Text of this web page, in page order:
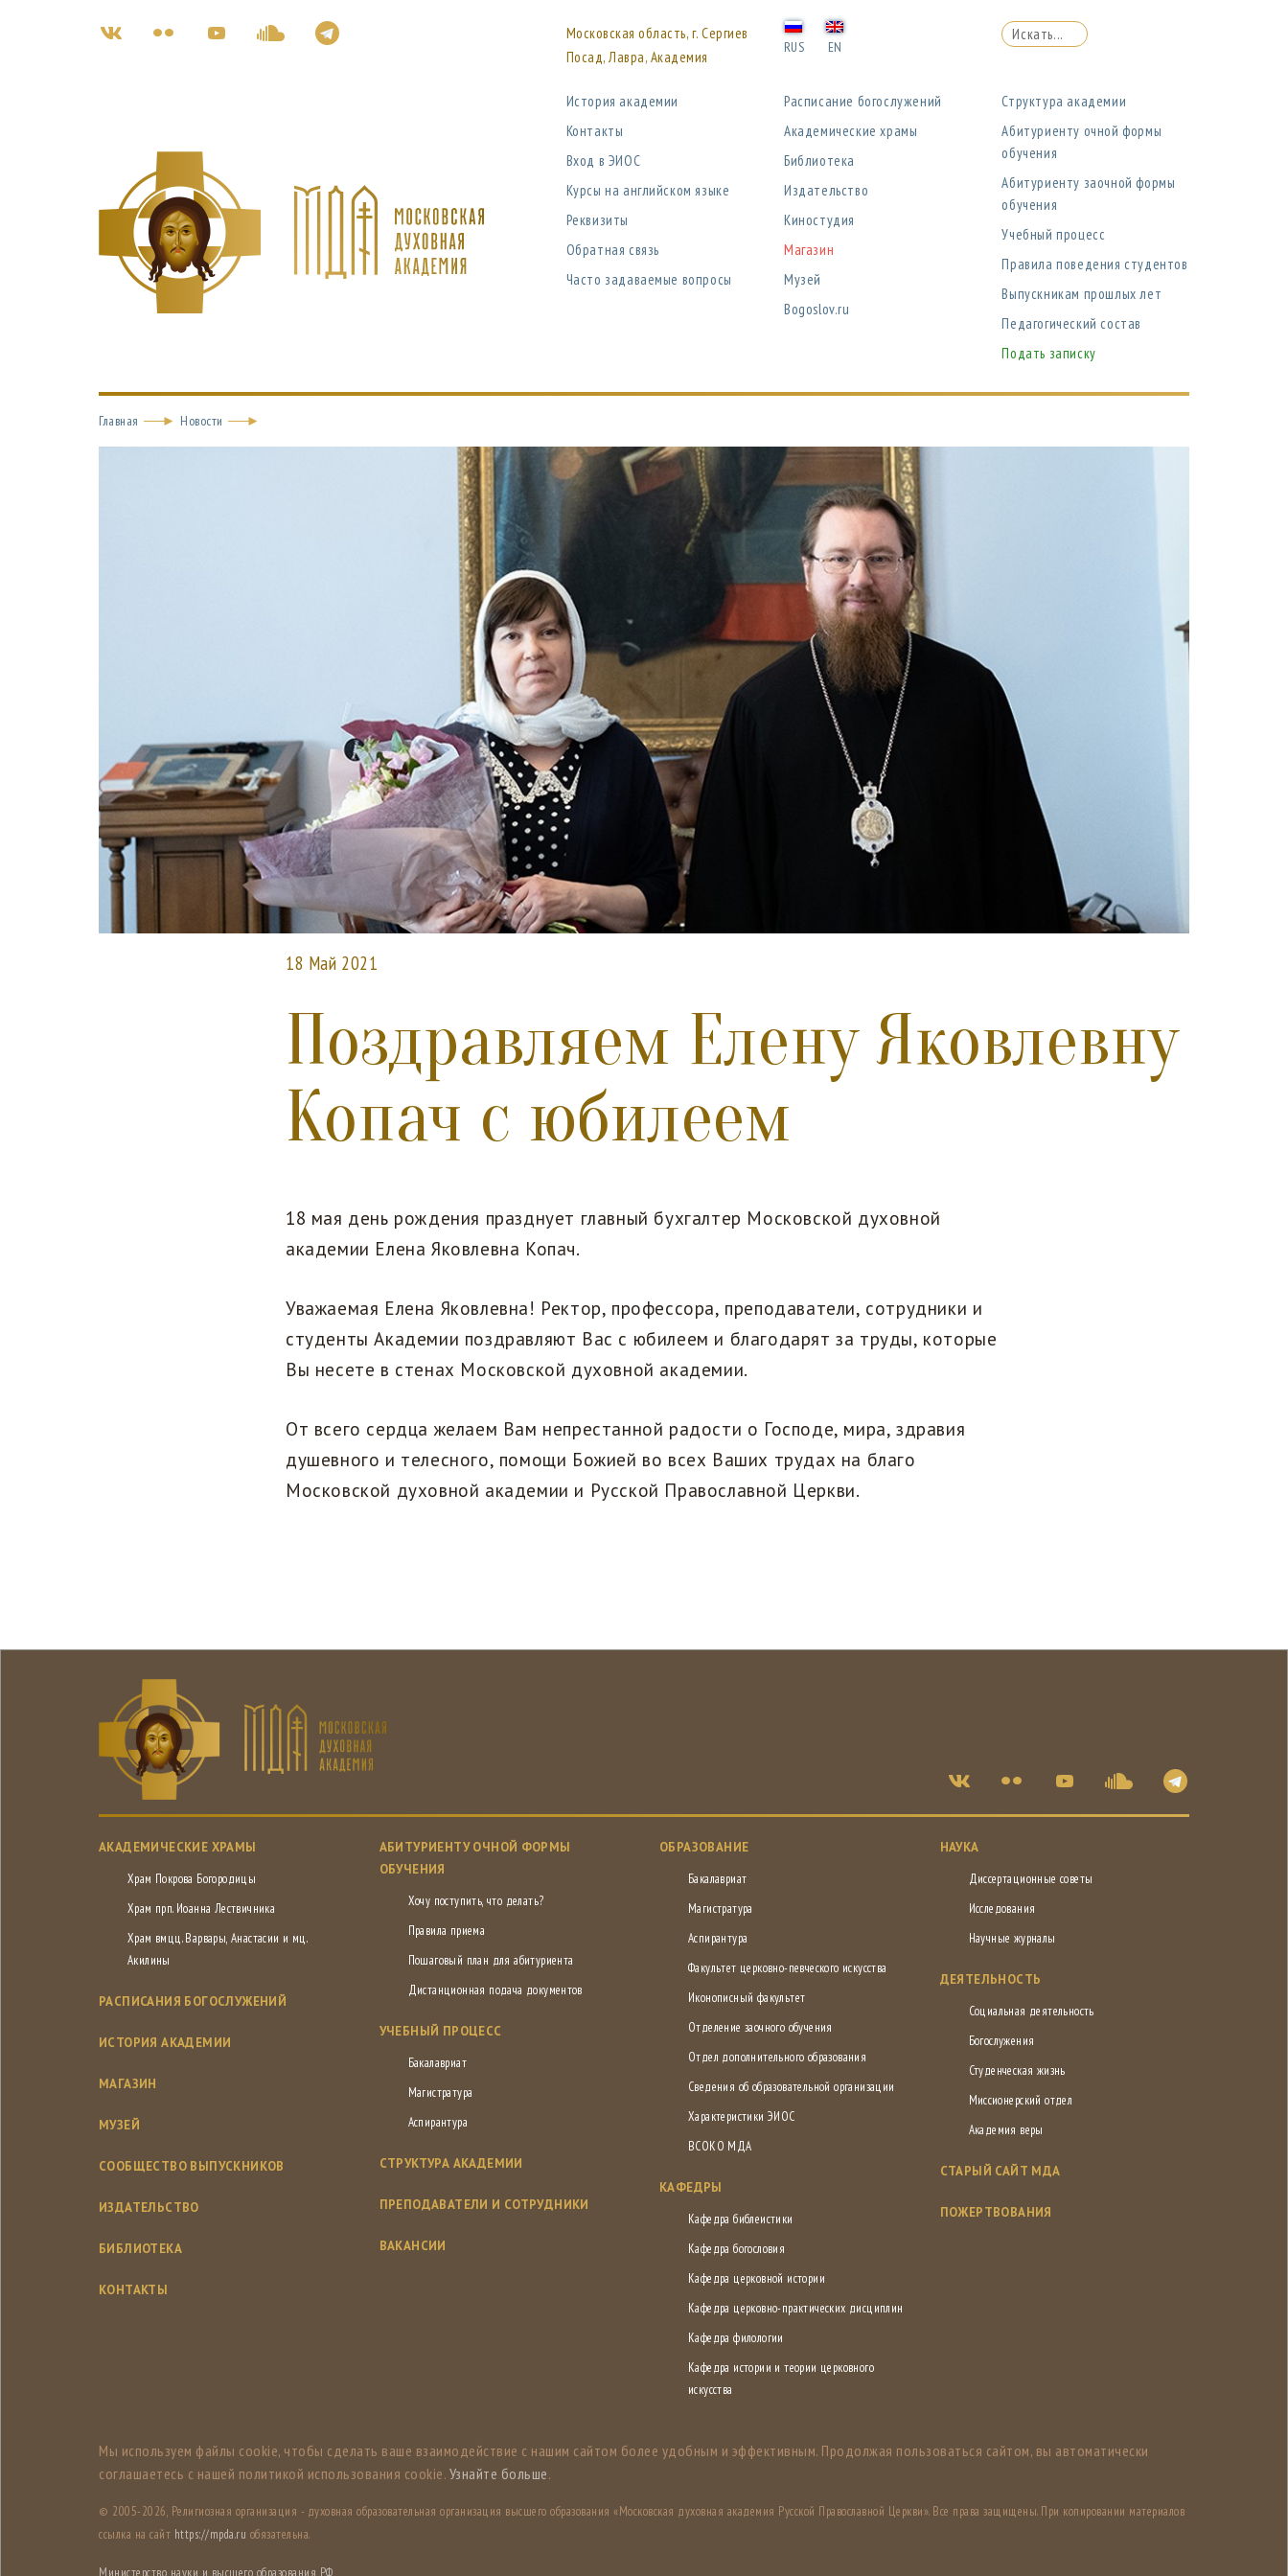
Московская область, г. Сергиев
Посад, Лавра, Академия
RUS EN
История академии
Контакты
Вход в ЭИОС
Курсы на английском языке
Реквизиты
Обратная связь
Часто задаваемые вопросы
Расписание богослужений
Академические храмы
Библиотека
Издательство
Киностудия
Магазин
Музей
Bogoslov.ru
Структура академии
Абитуриенту очной формы
обучения
Абитуриенту заочной формы
обучения
Учебный процесс
Правила поведения студентов
Выпускникам прошлых лет
Педагогический состав
Подать записку
Главная Новости
18 Май 2021
Поздравляем Елену Яковлевну
Копач с юбилеем
18 мая день рождения празднует главный бухгалтер Московской духовной
академии Елена Яковлевна Копач.
Уважаемая Елена Яковлевна! Ректор, профессора, преподаватели, сотрудники и
студенты Академии поздравляют Вас с юбилеем и благодарят за труды, которые
Вы несете в стенах Московской духовной академии.
От всего сердца желаем Вам непрестанной радости о Господе, мира, здравия
душевного и телесного, помощи Божией во всех Ваших трудах на благо
Московской духовной академии и Русской Православной Церкви.
АКАДЕМИЧЕСКИЕ ХРАМЫ
Храм Покрова Богородицы
Храм прп. Иоанна Лествичника
Храм вмцц. Варвары, Анастасии и мц.
Акилины
РАСПИСАНИЯ БОГОСЛУЖЕНИЙ
ИСТОРИЯ АКАДЕМИИ
МАГАЗИН
МУЗЕЙ
СООБЩЕСТВО ВЫПУСКНИКОВ
ИЗДАТЕЛЬСТВО
БИБЛИОТЕКА
КОНТАКТЫ
АБИТУРИЕНТУ ОЧНОЙ ФОРМЫ
ОБУЧЕНИЯ
Хочу поступить, что делать?
Правила приема
Пошаговый план для абитуриента
Дистанционная подача документов
УЧЕБНЫЙ ПРОЦЕСС
Бакалавриат
Магистратура
Аспирантура
СТРУКТУРА АКАДЕМИИ
ПРЕПОДАВАТЕЛИ И СОТРУДНИКИ
ВАКАНСИИ
ОБРАЗОВАНИЕ
Бакалавриат
Магистратура
Аспирантура
Факультет церковно-певческого искусства
Иконописный факультет
Отделение заочного обучения
Отдел дополнительного образования
Сведения об образовательной организации
Характеристики ЭИОС
ВСОКО МДА
КАФЕДРЫ
Кафедра библеистики
Кафедра богословия
Кафедра церковной истории
Кафедра церковно-практических дисциплин
Кафедра филологии
Кафедра истории и теории церковного
искусства
НАУКА
Диссертационные советы
Исследования
Научные журналы
ДЕЯТЕЛЬНОСТЬ
Социальная деятельность
Богослужения
Студенческая жизнь
Миссионерский отдел
Академия веры
СТАРЫЙ САЙТ МДА
ПОЖЕРТВОВАНИЯ
Мы используем файлы cookie, чтобы сделать ваше взаимодействие с нашим сайтом более удобным и эффективным. Продолжая пользоваться сайтом, вы автоматически
соглашаетесь с нашей политикой использования cookie. Узнайте больше.
© 2005-2026, Религиозная организация - духовная образовательная организация высшего образования «Московская духовная академия Русской Православной Церкви». Все права защищены. При копировании материалов
ссылка на сайт https://mpda.ru обязательна.